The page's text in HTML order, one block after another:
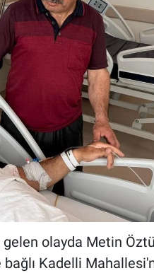
olayda Metin
bağlı Kadelli